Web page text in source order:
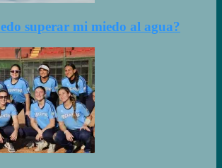
superar mi miedo al agua?